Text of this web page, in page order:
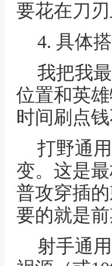
要花在刀刃
4. 具体
我把我
位置和英
时间刷点
打野通
变。这是
普攻穿插
要的就是
射手通